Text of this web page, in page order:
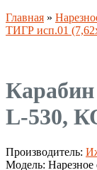
Главная »
ТИГР исп.01
L-530,
Производитель:
Модель: